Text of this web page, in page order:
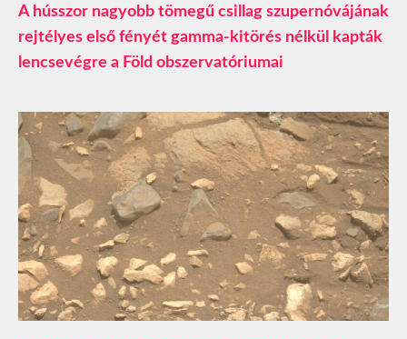
A hússzor nagyobb tömegű csillag szupernóvájának
rejtélyes első fényét gamma-kitörés nélkül kapták
lencsevégre a Föld obszervatóriumai